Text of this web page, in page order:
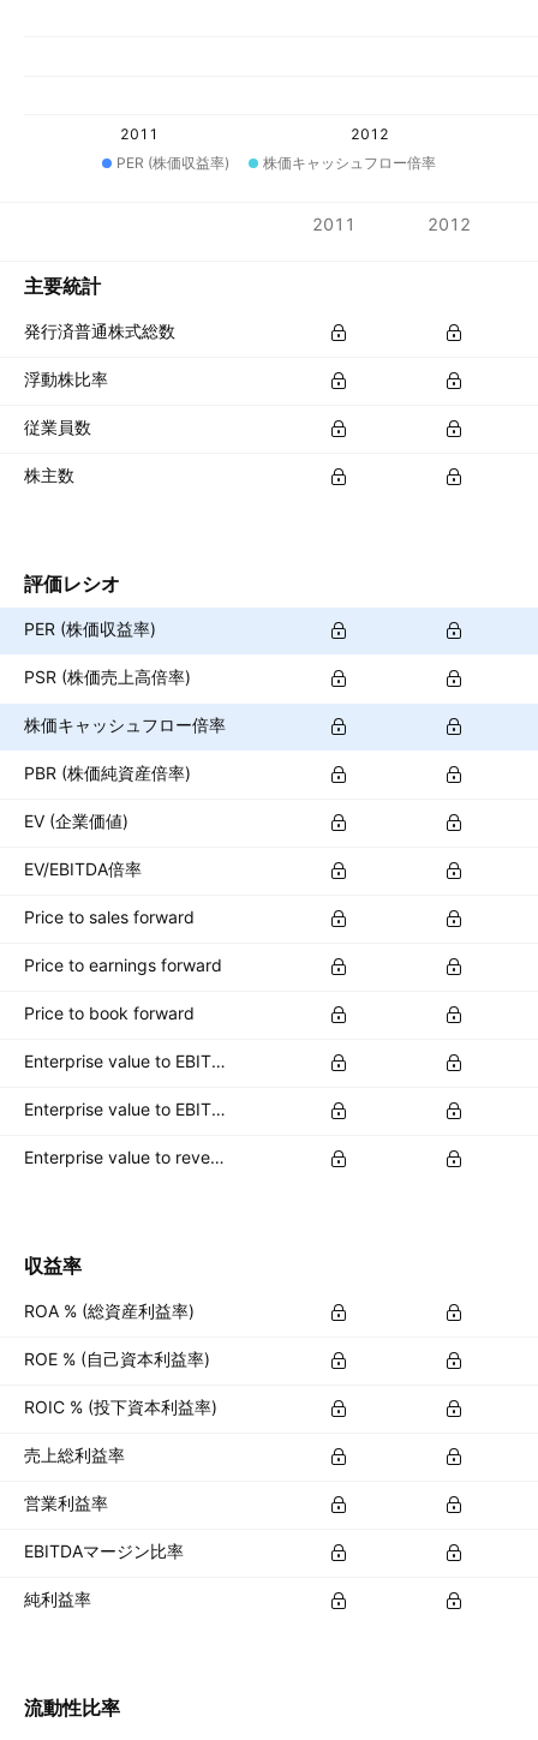
2011
2012
PER (株価収益率)
株価キャッシュフロー倍率
2011 2012
主要統計
発行済普通株式総数
浮動株比率
従業員数
株主数
評価レシオ
PER (株価収益率)
PSR (株価売上高倍率)
株価キャッシュフロー倍率
PBR (株価純資産倍率)
EV (企業価値)
EV/EBITDA倍率
Price to sales forward
Price to earnings forward
Price to book forward
Enterprise value to EBITDA forward
Enterprise value to EBIT forward
Enterprise value to revenue forward
収益率
ROA % (総資産利益率)
ROE % (自己資本利益率)
ROIC % (投下資本利益率)
売上総利益率
営業利益率
EBITDAマージン比率
純利益率
流動性比率